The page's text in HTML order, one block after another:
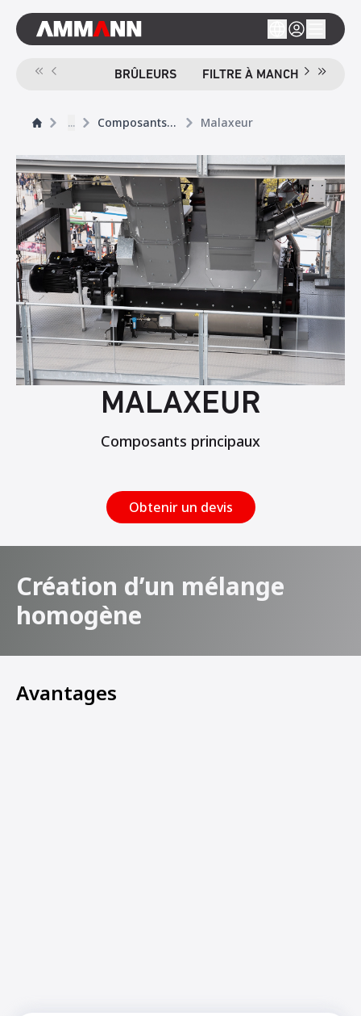
BRÛLEURS FILTRE À MANCHE
... Composants principaux Malaxeur
MALAXEUR
Composants principaux
Obtenir un devis
Création d’un mélange
homogène
Avantages